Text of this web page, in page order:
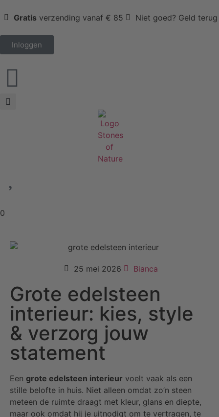
Gratis verzending vanaf € 85 Niet goed? Geld terug
Inloggen
0
25 mei 2026 Bianca
Grote edelsteen
interieur: kies, style
& verzorg jouw
statement
Een grote edelsteen interieur voelt vaak als een
stille belofte in huis. Niet alleen omdat zo’n steen
meteen de ruimte draagt met kleur, glans en diepte,
maar ook omdat hij je uitnodigt om te vertragen, te